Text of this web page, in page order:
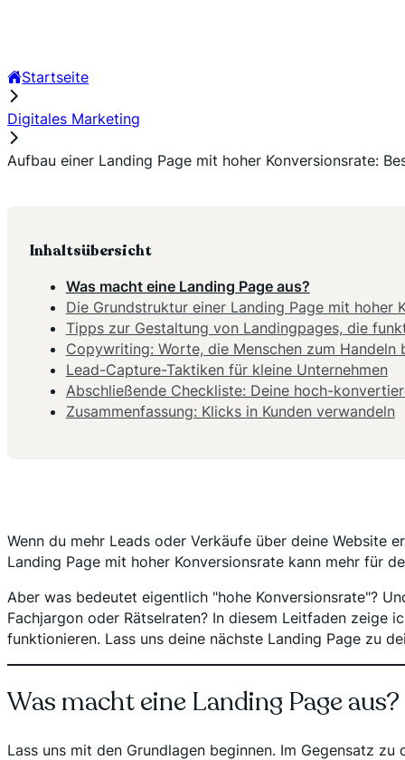
Startseite
Digitales Marketing
Aufbau einer Landing Page mit hoher Konversionsrate:
Wenn du mehr Leads oder Verkäufe über deine Website
Landing Page mit hoher Konversionsrate kann mehr für
Aber was bedeutet eigentlich "hohe Konversionsrate"?
Fachjargon oder Rätselraten? In diesem Leitfaden zeige
funktionieren. Lass uns deine nächste Landing Page zu
Was macht eine Landing Page aus?
Lass uns mit den Grundlagen beginnen. Im Gegensatz
Inhaltsübersicht
Was macht eine Landing Page aus?
Die Grundstruktur einer Landing Page mit hoher
Tipps zur Gestaltung von Landingpages, die
Copywriting: Worte, die Menschen zum Handeln
Lead-Capture-Taktiken für kleine Unternehmen
Abschließende Checkliste: Deine hoch-
Zusammenfassung: Klicks in Kunden verwandeln